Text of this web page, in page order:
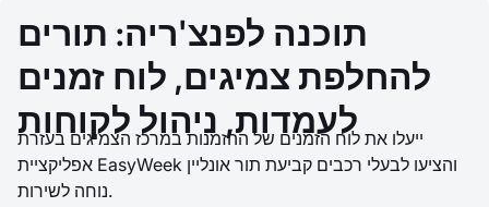
תוכנה לפנצ'ריה: תורים
להחלפת צמיגים, לוח זמנים
לעמדות, ניהול לקוחות
ייעלו את לוח הזמנים של ההזמנות במרכז הצמיגים בעזרת
אפליקציית EasyWeek והציעו לבעלי רכבים קביעת תור אונליין
נוחה לשירות.